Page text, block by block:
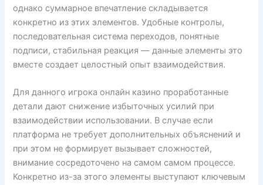
однако суммарное впечатление складывается
конкретно из этих элементов. Удобные контролы,
последовательная система переходов, понятные
подписи, стабильная реакция — данные элементы это
вместе создает целостный опыт взаимодействия.
Для данного игрока онлайн казино проработанные
детали дают снижение избыточных усилий при
взаимодействии использовании. В случае если
платформа не требует дополнительных объяснений и
при этом не формирует вызывает сложностей,
внимание сосредоточено на самом самом процессе.
Конкретно из-за этого элементы выступают ключевым